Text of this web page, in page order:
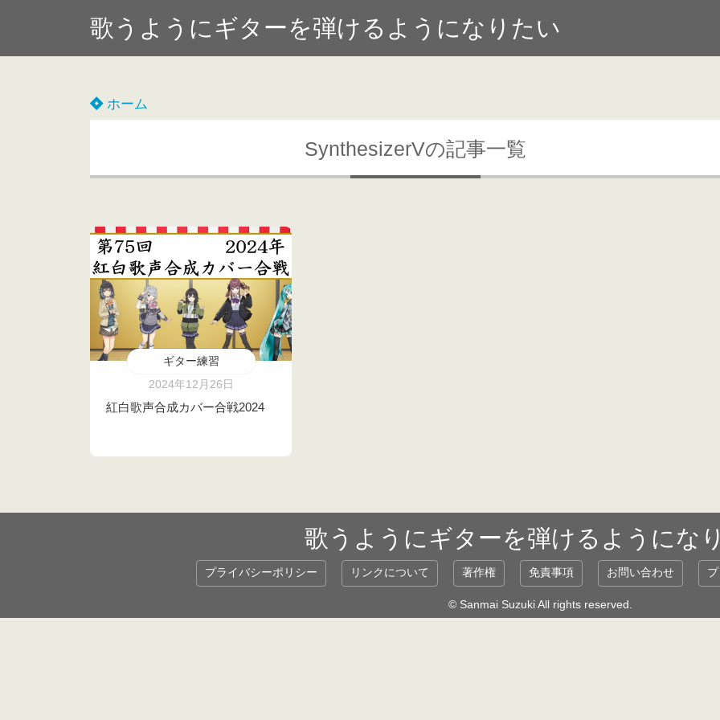
歌うようにギターを弾けるようになりたい
ホーム
SynthesizerVの記事一覧
ギター練習
2024年12月26日
紅白歌声合成カバー合戦2024
歌うようにギターを弾けるようにな
プライバシーポリシー リンクについて 著作権 免責事項 お問い合わせ
© Sanmai Suzuki All rights reserved.